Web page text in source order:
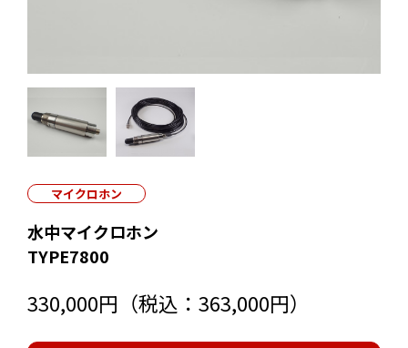
マイクロホン
水中マイクロホン
TYPE7800
330,000円（税込：363,000円）